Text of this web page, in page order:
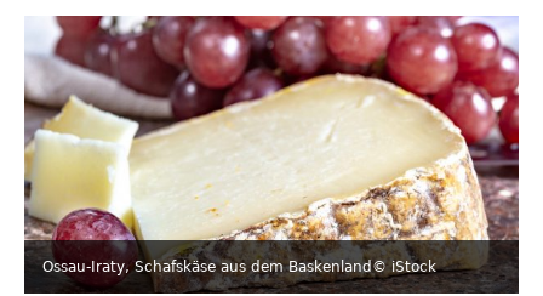
Ossau-Iraty, Schafskäse aus dem Baskenland © iStock